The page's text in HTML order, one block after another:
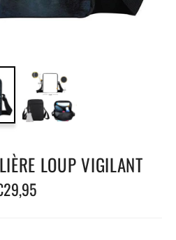
LOUP VIGILANT